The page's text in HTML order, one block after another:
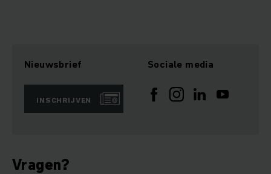
Nieuwsbrief
INSCHRIJVEN
Sociale media
Vragen?